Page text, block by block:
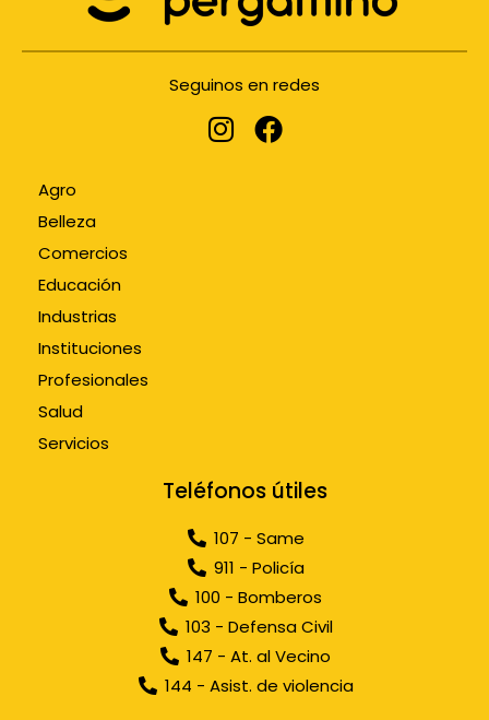
Seguinos en redes
Agro
Belleza
Comercios
Educación
Industrias
Instituciones
Profesionales
Salud
Servicios
Teléfonos útiles
107 - Same
911 - Policía
100 - Bomberos
103 - Defensa Civil
147 - At. al Vecino
144 - Asist. de violencia